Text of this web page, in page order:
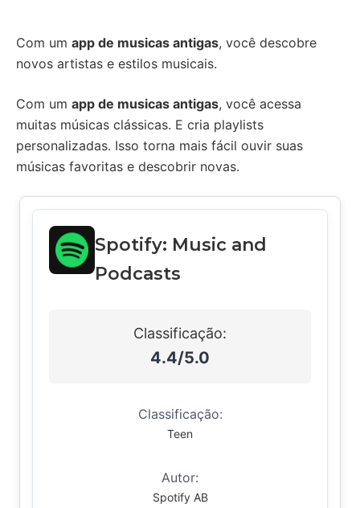
Com um app de musicas antigas, você descobre
novos artistas e estilos musicais.
Com um app de musicas antigas, você acessa
muitas músicas clássicas. E cria playlists
personalizadas. Isso torna mais fácil ouvir suas
músicas favoritas e descobrir novas.
Spotify: Music and
Podcasts
Classificação:
4.4/5.0
Classificação:
Teen
Autor:
Spotify AB